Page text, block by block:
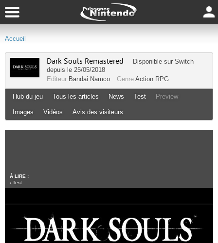
Accueil
Dark Souls Remastered Disponible sur Switch
depuis le 25/05/2018
Editeur Bandai Namco Genre Action RPG
Hub du jeu Tous les articles News Test Preview
Images Vidéos Avis des visiteurs
À LIRE :
› Test